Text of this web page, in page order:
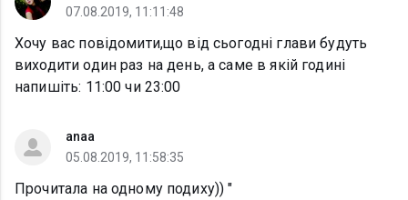
07.08.2019, 11:11:48
Хочу вас повідомити,що від сьогодні глави будуть
виходити один раз на день, а саме в якій годині
напишіть: 11:00 чи 23:00
anaa
05.08.2019, 11:58:35
Прочитала на одному подиху)) "